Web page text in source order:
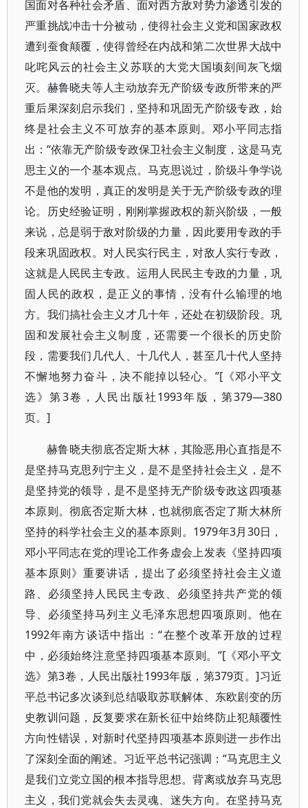
国面对各种社会矛盾、面对西方敌对势力渗透引发的
严重挑战冲击十分被动，使得社会主义党和国家政权
遭到蚕食颠覆，使得曾经在内战和第二次世界大战中
叱咤风云的社会主义苏联的大党大国顷刻间灰飞烟
灭。赫鲁晓夫等人主动放弃无产阶级专政所带来的严
重后果深刻启示我们，坚持和巩固无产阶级专政，始
终是社会主义不可放弃的基本原则。邓小平同志指
出：“依靠无产阶级专政保卫社会主义制度，这是马克
思主义的一个基本观点。马克思说过，阶级斗争学说
不是他的发明，真正的发明是关于无产阶级专政的理
论。历史经验证明，刚刚掌握政权的新兴阶级，一般
来说，总是弱于敌对阶级的力量，因此要用专政的手
段来巩固政权。对人民实行民主，对敌人实行专政，
这就是人民民主专政。运用人民民主专政的力量，巩
固人民的政权，是正义的事情，没有什么输理的地
方。我们搞社会主义才几十年，还处在初级阶段。巩
固和发展社会主义制度，还需要一个很长的历史阶
段，需要我们几代人、十几代人，甚至几十代人坚持
不懈地努力奋斗，决不能掉以轻心。”[《邓小平文
选》第3卷，人民出版社1993年版，第379—380
页。]
赫鲁晓夫彻底否定斯大林，其险恶用心直指是不
是坚持马克思列宁主义，是不是坚持社会主义，是不
是坚持党的领导，是不是坚持无产阶级专政这四项基
本原则。彻底否定斯大林，也就彻底否定了斯大林所
坚持的科学社会主义的基本原则。1979年3月30日，
邓小平同志在党的理论工作务虚会上发表《坚持四项
基本原则》重要讲话，提出了必须坚持社会主义道
路、必须坚持人民民主专政、必须坚持共产党的领
导、必须坚持马列主义毛泽东思想四项原则。他在
1992年南方谈话中指出：“在整个改革开放的过程
中，必须始终注意坚持四项基本原则。”[《邓小平文
选》第3卷，人民出版社1993年版，第379页。]习近
平总书记多次谈到总结吸取苏联解体、东欧剧变的历
史教训问题，反复要求在新长征中始终防止犯颠覆性
方向性错误，对新时代坚持四项基本原则进一步作出
了深刻全面的阐述。习近平总书记强调：“马克思主义
是我们立党立国的根本指导思想。背离或放弃马克思
主义，我们党就会失去灵魂、迷失方向。在坚持马克